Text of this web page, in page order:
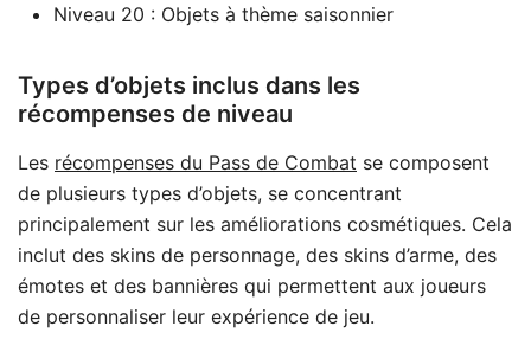
Niveau 20 : Objets à thème saisonnier
Types d’objets inclus dans les
récompenses de niveau
Les récompenses du Pass de Combat se composent
de plusieurs types d’objets, se concentrant
principalement sur les améliorations cosmétiques. Cela
inclut des skins de personnage, des skins d’arme, des
émotes et des bannières qui permettent aux joueurs
de personnaliser leur expérience de jeu.